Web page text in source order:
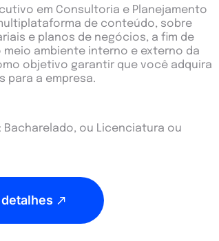
em Consultoria e Planejamento
de conteúdo, sobre
e planos de negócios, a fim de
ambiente interno e externo da
objetivo garantir que você adquira
para a empresa.
ou Licenciatura ou